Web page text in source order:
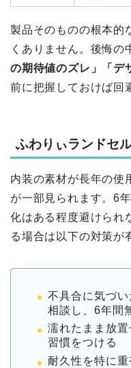
製品そのものの根本的
くありません。後悔の
の期待値のズレ」「デ
前に把握しておけば回
ふわりぃランドセ
内装の素材が長年の使
が一部見られます。6
化はある程度避けられ
る場合は以下の対策が
不具合に気づ
相談し、6年間
濡れたまま放置
習慣をつける
耐久性を特に